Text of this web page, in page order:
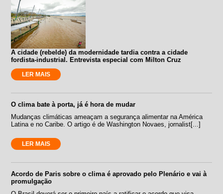
A cidade (rebelde) da modernidade tardia contra a cidade
fordista-industrial. Entrevista especial com Milton Cruz
LER MAIS
O clima bate à porta, já é hora de mudar
Mudanças climáticas ameaçam a segurança alimentar na América
Latina e no Caribe. O artigo é de Washington Novaes, jornalist[...]
LER MAIS
Acordo de Paris sobre o clima é aprovado pelo Plenário e vai à
promulgação